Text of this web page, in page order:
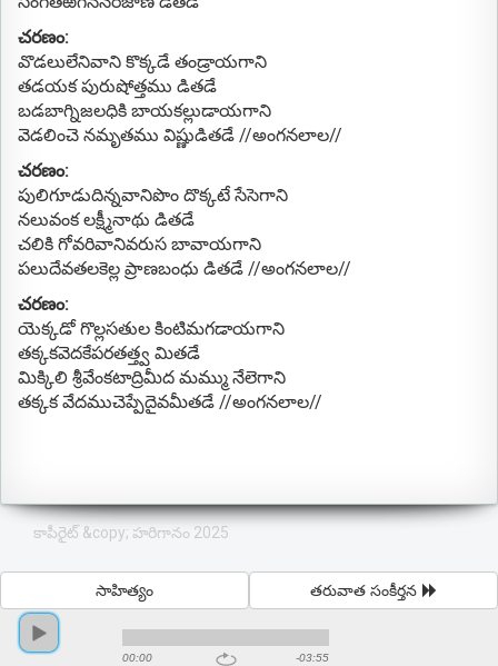
చరణం:
వొడలులేనివాని కొక్కడే తండ్రాయగాని
తడయక పురుషోత్తము డితడే
బడబాగ్నిజలధికి బాయకల్లుడాయగాని
వెడలించె నమృతము విష్ణుడితడే //అంగనలాల//
చరణం:
పులిగూడుదిన్నవానిపొం దొక్కటే సేసెగాని
నలువంక లక్ష్మీనాథు డితడే
చలికి గోవరివానివరుస బావాయగాని
పలుదేవతలకెల్ల ప్రాణబంధు డితడే //అంగనలాల//
చరణం:
యెక్కడో గొల్లసతుల కింటిమగడాయగాని
తక్కకవెదకేపరతత్త్వ మితడే
మిక్కిలి శ్రీవేంకటాద్రిమీద మమ్ము నేలెగాని
తక్కక వేదముచెప్పేదైవమీతడే //అంగనలాల//
కాపీరైట్ &copy; హరిగానం 2025
తరువాత సంకీర్తన
సాహిత్యం
00:00 -03:55